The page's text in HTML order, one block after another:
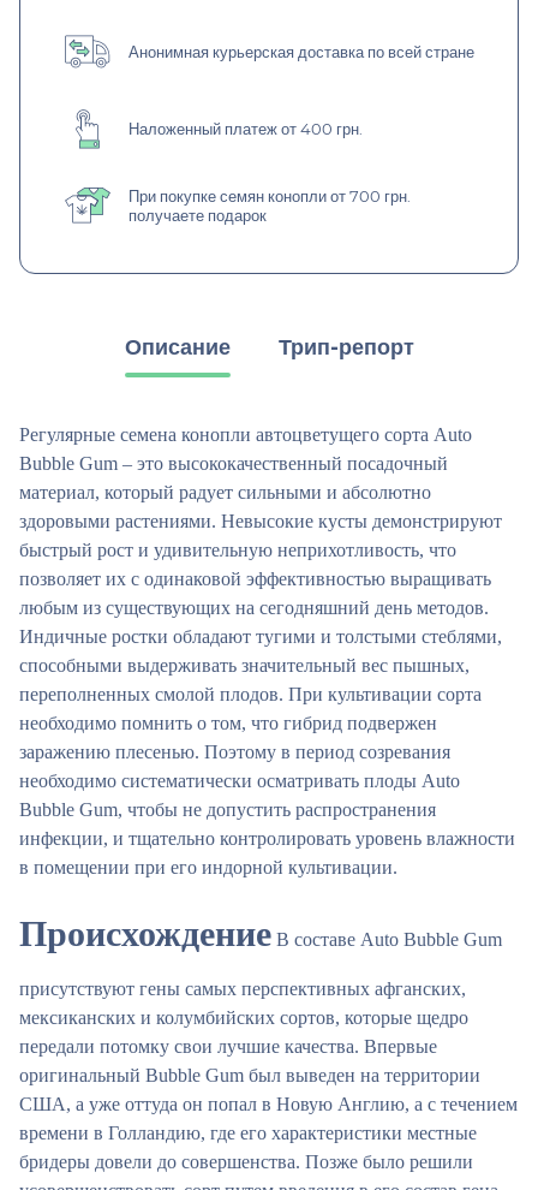
Анонимная курьерская доставка по всей стране
Наложенный платеж от 400 грн.
При покупке семян конопли от 700 грн.
получаете подарок
Описание Трип-репорт
Регулярные семена конопли автоцветущего сорта Auto
Bubble Gum – это высококачественный посадочный
материал, который радует сильными и абсолютно
здоровыми растениями. Невысокие кусты демонстрируют
быстрый рост и удивительную неприхотливость, что
позволяет их с одинаковой эффективностью выращивать
любым из существующих на сегодняшний день методов.
Индичные ростки обладают тугими и толстыми стеблями,
способными выдерживать значительный вес пышных,
переполненных смолой плодов. При культивации сорта
необходимо помнить о том, что гибрид подвержен
заражению плесенью. Поэтому в период созревания
необходимо систематически осматривать плоды Auto
Bubble Gum, чтобы не допустить распространения
инфекции, и тщательно контролировать уровень влажности
в помещении при его индорной культивации.
Происхождение В составе Auto Bubble Gum
присутствуют гены самых перспективных афганских,
мексиканских и колумбийских сортов, которые щедро
передали потомку свои лучшие качества. Впервые
оригинальный Bubble Gum был выведен на территории
США, а уже оттуда он попал в Новую Англию, а с течением
времени в Голландию, где его характеристики местные
бридеры довели до совершенства. Позже было решили